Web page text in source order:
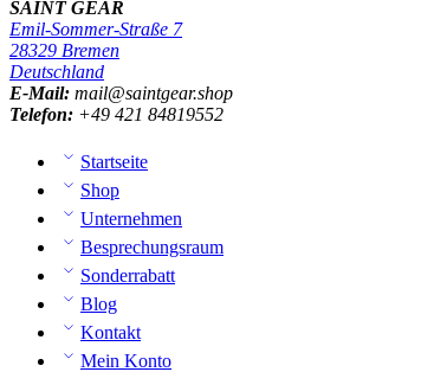
SAINT GEAR
Emil-Sommer-Straße 7
28329 Bremen
Deutschland
E-Mail: mail@saintgear.shop
Telefon: +49 421 84819552
Startseite
Shop
Unternehmen
Besprechungsraum
Sonderrabatt
Blog
Kontakt
Mein Konto